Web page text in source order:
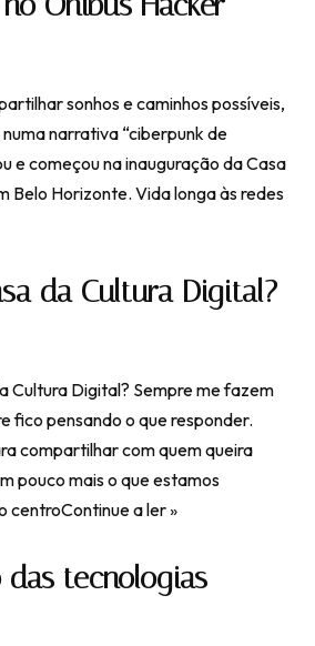
sonhos e caminhos possíveis,
narrativa “ciberpunk de
e começou na inauguração da Casa
Belo Horizonte. Vida longa às redes
da Cultura Digital?
Cultura Digital? Sempre me fazem
fico pensando o que responder.
compartilhar com quem queira
pouco mais o que estamos
centroContinue a ler »
tecnologias